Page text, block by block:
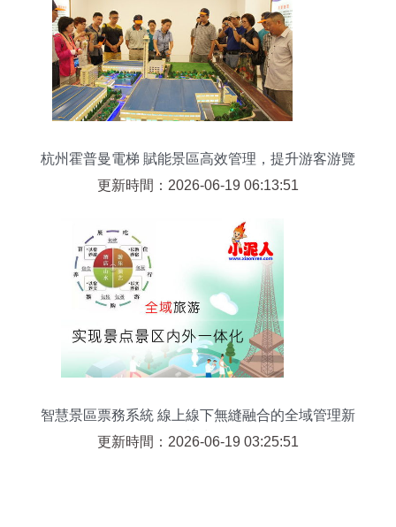
杭州霍普曼電梯 賦能景區高效管理，提升游客游覽
體驗
更新時間：2026-06-19 06:13:51
智慧景區票務系統 線上線下無縫融合的全域管理新
范式
更新時間：2026-06-19 03:25:51